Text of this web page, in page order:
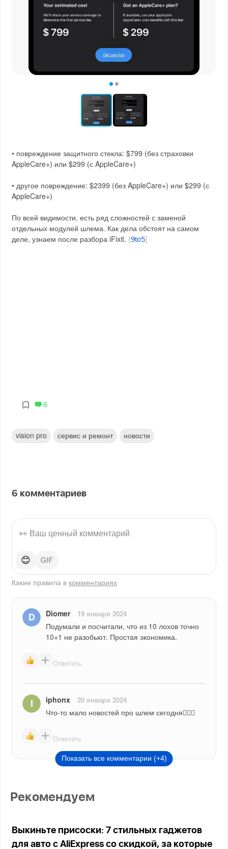
• повреждение защитного стекла: $799 (без страховки
AppleCare+) или $299 (с AppleCare+)
• другое повреждение: $2399 (без AppleCare+) или $299 (с
AppleCare+)
По всей видимости, есть ряд сложностей с заменой
отдельных модулей шлема. Как дела обстоят на самом
деле, узнаем после разбора iFixit.
[9to5
6
vision pro сервис и ремонт новости
6 комментариев
😊
Какие правила в комментариях
Diomer 19 января 2024
Подумали и посчитали, что из 10 лохов точно
10+1 не разобьют. Простая экономика.
Ответить
iphonx 20 января 2024
Что-то мало новостей про шлем сегодня🤦🏻‍♂️
Ответить
Показать все комментарии (+4)
Рекомендуем
Выкиньте присоски: 7 стильных гаджетов
для авто с AliExpress со скидкой, за которые